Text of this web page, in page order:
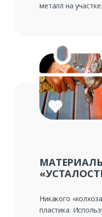
металл на участке.
Никакого
пластика.